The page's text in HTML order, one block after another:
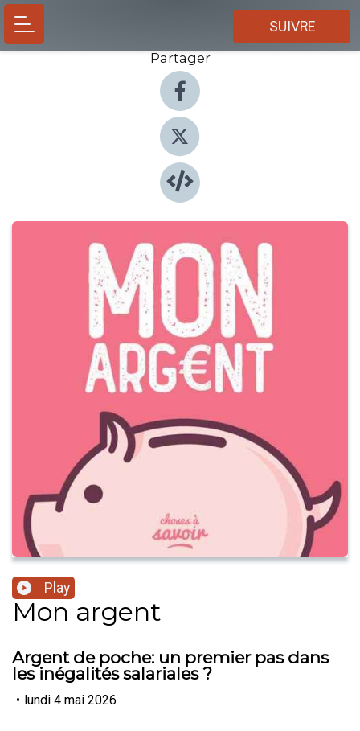
SUIVRE
Partager
Play
Mon argent
Argent de poche: un premier pas dans
les inégalités salariales ?
• lundi 4 mai 2026